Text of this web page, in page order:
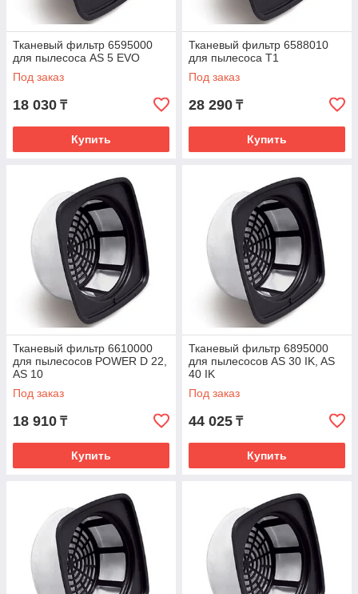
Тканевый фильтр 6595000
для пылесоса AS 5 EVO
Под заказ
18 030 ₸
Купить
Тканевый фильтр 6588010
для пылесоса Т1
Под заказ
28 290 ₸
Купить
Тканевый фильтр 6610000
для пылесосов POWER D 22,
AS 10
Под заказ
18 910 ₸
Купить
Тканевый фильтр 6895000
для пылесосов AS 30 IK, AS
40 IK
Под заказ
44 025 ₸
Купить